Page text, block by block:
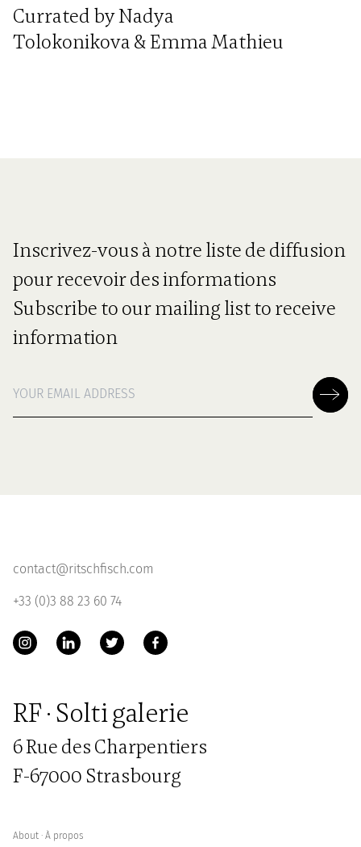
Currated by Nadya
Tolokonikova & Emma Mathieu
Inscrivez-vous à notre liste de diffusion
pour recevoir des informations
Subscribe to our mailing list to receive
information
contact@ritschfisch.com
+33 (0)3 88 23 60 74
RF · Solti galerie
6 Rue des Charpentiers
F-67000 Strasbourg
About ∙ À propos